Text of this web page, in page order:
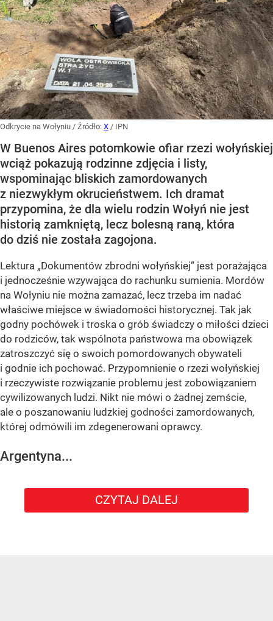
Odkrycie na Wołyniu / Źródło: X / IPN
W Buenos Aires potomkowie ofiar rzezi wołyńskiej
wciąż pokazują rodzinne zdjęcia i listy,
wspominając bliskich zamordowanych
z niezwykłym okrucieństwem. Ich dramat
przypomina, że dla wielu rodzin Wołyń nie jest
historią zamkniętą, lecz bolesną raną, która
do dziś nie została zagojona.
Lektura „Dokumentów zbrodni wołyńskiej” jest porażająca
i jednocześnie wzywająca do rachunku sumienia. Mordów
na Wołyniu nie można zamazać, lecz trzeba im nadać
właściwe miejsce w świadomości historycznej. Tak jak
godny pochówek i troska o grób świadczy o miłości dzieci
do rodziców, tak wspólnota państwowa ma obowiązek
zatroszczyć się o swoich pomordowanych obywateli
i godnie ich pochować. Przypomnienie o rzezi wołyńskiej
i rzeczywiste rozwiązanie problemu jest zobowiązaniem
cywilizowanych ludzi. Nikt nie mówi o żadnej zemście,
ale o poszanowaniu ludzkiej godności zamordowanych,
której odmówili im zdegenerowani oprawcy.
Argentyna...
CZYTAJ DALEJ